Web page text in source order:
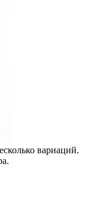
вариаций.